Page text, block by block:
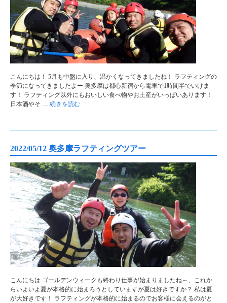
こんにちは！ 5月も中盤に入り、温かくなってきましたね！ ラフティングの
季節になってきましたよー 奥多摩は都心新宿から電車で1時間半でいけま
す！ ラフティング以外にもおいしい食べ物やお土産がいっぱいあります！
日本酒やそ … 続きを読む
2022/05/12 奥多摩ラフティングツアー
こんにちは ゴールデンウィークも終わり仕事が始まりましたね～、これか
らいよいよ夏が本格的に始まろうとしていますが夏は好きですか？ 私は夏
が大好きです！ ラフティングが本格的に始まるのでお客様に会えるのがと